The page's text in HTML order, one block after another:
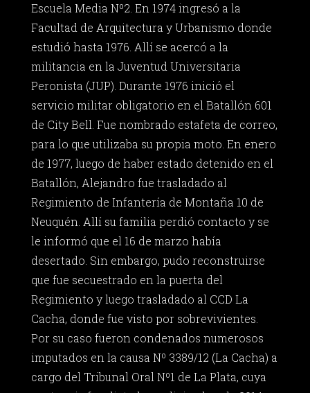
Escuela Media Nº2. En 1974 ingresó a la
Facultad de Arquitectura y Urbanismo donde
estudió hasta 1976. Allí se acercó a la
militancia en la Juventud Universitaria
Peronista (JUP). Durante 1976 inició el
servicio militar obligatorio en el Batallón 601
de City Bell. Fue nombrado estafeta de correo,
para lo que utilizaba su propia moto. En enero
de 1977, luego de haber estado detenido en el
Batallón, Alejandro fue trasladado al
Regimiento de Infantería de Montaña 10 de
Neuquén. Allí su familia perdió contacto y se
le informó que el 16 de marzo había
desertado. Sin embargo, pudo reconstruirse
que fue secuestrado en la puerta del
Regimiento y luego trasladado al CCD La
Cacha, donde fue visto por sobrevivientes.
Por su caso fueron condenados numerosos
imputados en la causa Nº 3389/12 (La Cacha) a
cargo del Tribunal Oral Nº1 de La Plata, cuya